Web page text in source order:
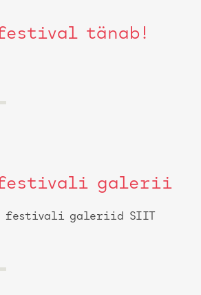
festival tänab!
festivali galerii
festivali galeriid SIIT